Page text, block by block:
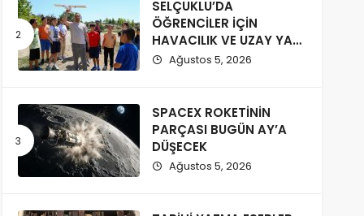
SELÇUKLU’DA
ÖĞRENCİLER İÇİN
HAVACILIK VE UZAY YAZ
KURSU BAŞLADI
Ağustos 5, 2026
SPACEX ROKETİNİN
PARÇASI BUGÜN AY’A
DÜŞECEK
Ağustos 5, 2026